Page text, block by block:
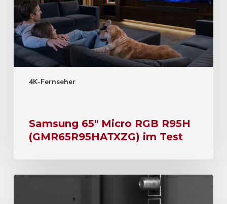
4K-Fernseher
Samsung 65″ Micro RGB R95H
(GMR65R95HATXZG) im Test